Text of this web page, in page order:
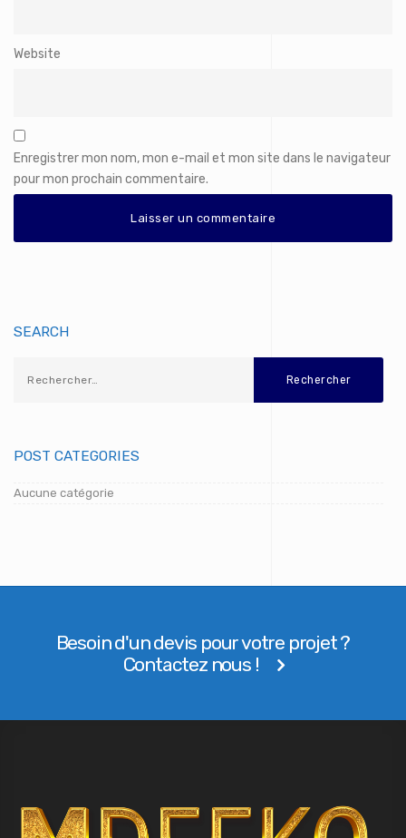
Website
Enregistrer mon nom, mon e-mail et mon site dans le navigateur
pour mon prochain commentaire.
SEARCH
POST CATEGORIES
Aucune catégorie
Besoin d'un devis pour votre projet ?
Contactez nous !